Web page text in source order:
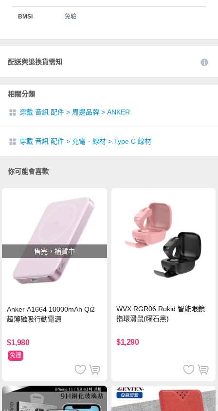
BMSI 免驗
配送與退換貨需知
相關分類
穿戴 音訊 配件 > 周邊品牌 > ANKER
穿戴 音訊 配件 > 充電．線材 > Type C 線材
你可能會喜歡
售完，補貨中
Anker A1664 10000mAh Qi2
超薄磁吸行動電源
$1,980
免運
WVX RGR06 Rokid 智能眼鏡
指環滑鼠(曜石黑)
$1,290